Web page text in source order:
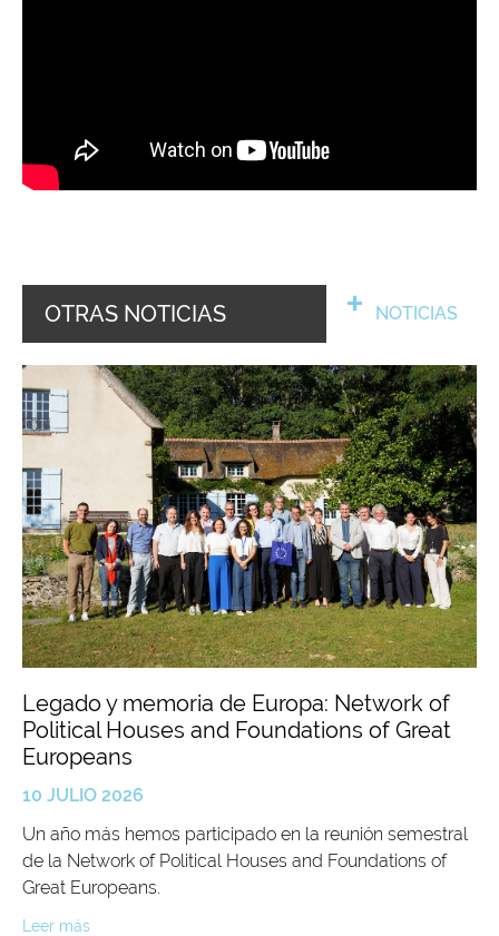
OTRAS NOTICIAS NOTICIAS
Legado y memoria de Europa: Network of
Political Houses and Foundations of Great
Europeans
10 JULIO 2026
Un año más hemos participado en la reunión semestral
de la Network of Political Houses and Foundations of
Great Europeans.
Leer más